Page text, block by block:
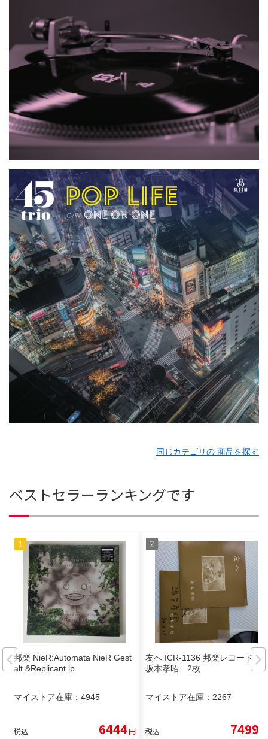
同じカテゴリの 商品を探す
ベストセラーランキングです
邦楽 NieR:Automata NieR Gest
alt &Replicant lp
マイストア在庫： 4945
税込 6444円
友へ ICR-1136 邦楽レコード
坂本孝昭 2枚
マイストア在庫： 2267
税込 7499